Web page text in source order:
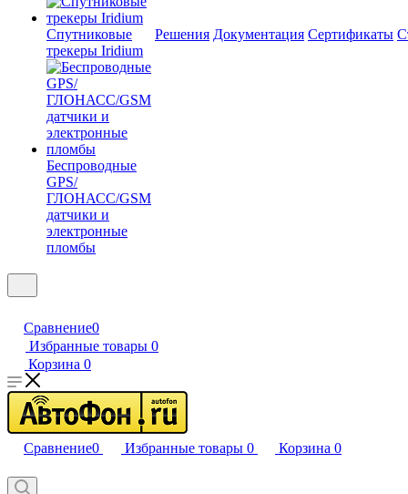
Спутниковые
трекеры Iridium
Беспроводные
GPS/
ГЛОНАСС/GSM
датчики и
электронные
пломбы
Решения Документация Сертификаты
Сравнение0
Избранные товары 0
Корзина 0
Сравнение0 Избранные товары 0 Корзина 0